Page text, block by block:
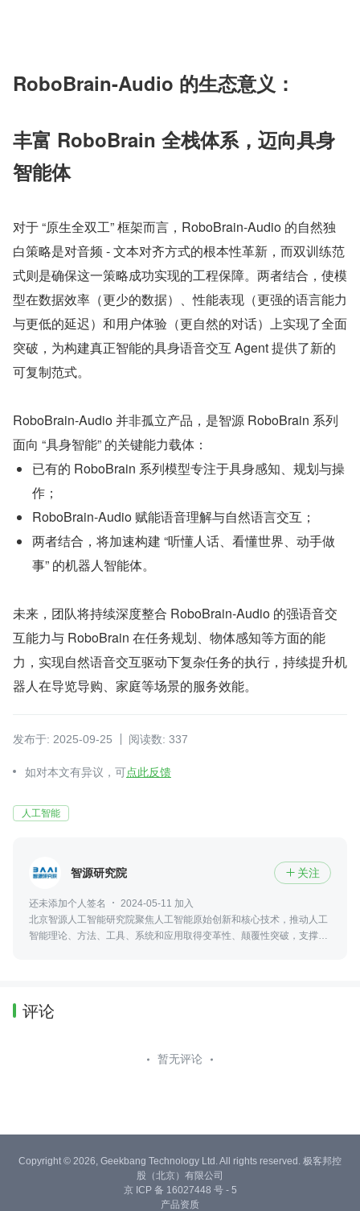
RoboBrain-Audio 的生态意义：
丰富 RoboBrain 全栈体系，迈向具身
智能体
对于 “原生全双工” 框架而言，RoboBrain-Audio 的自然独
白策略是对音频 - 文本对齐方式的根本性革新，而双训练范
式则是确保这一策略成功实现的工程保障。两者结合，使模
型在数据效率（更少的数据）、性能表现（更强的语言能力
与更低的延迟）和用户体验（更自然的对话）上实现了全面
突破，为构建真正智能的具身语音交互 Agent 提供了新的
可复制范式。
RoboBrain-Audio 并非孤立产品，是智源 RoboBrain 系列
面向 “具身智能” 的关键能力载体：
已有的 RoboBrain 系列模型专注于具身感知、规划与操
作；
RoboBrain-Audio 赋能语音理解与自然语言交互；
两者结合，将加速构建 “听懂人话、看懂世界、动手做
事” 的机器人智能体。
未来，团队将持续深度整合 RoboBrain-Audio 的强语音交
互能力与 RoboBrain 在任务规划、物体感知等方面的能
力，实现自然语音交互驱动下复杂任务的执行，持续提升机
器人在导览导购、家庭等场景的服务效能。
发布于: 2025-09-25 阅读数: 337
如对本文有异议，可点此反馈
人工智能
智源研究院  关注
还未添加个人签名
2024-05-11 加入
北京智源人工智能研究院聚焦人工智能原始创新和核心技术，推动人工
智能理论、方法、工具、系统和应用取得变革性、颠覆性突破，支撑北
评论
暂无评论
Copyright © 2026, Geekbang Technology Ltd. All rights reserved. 极客邦控
股（北京）有限公司
京 ICP 备 16027448 号 - 5
产品资质